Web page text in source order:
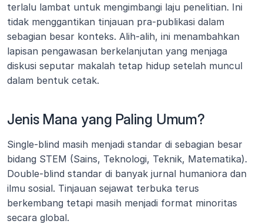
terlalu lambat untuk mengimbangi laju penelitian. Ini
tidak menggantikan tinjauan pra-publikasi dalam
sebagian besar konteks. Alih-alih, ini menambahkan
lapisan pengawasan berkelanjutan yang menjaga
diskusi seputar makalah tetap hidup setelah muncul
dalam bentuk cetak.
Jenis Mana yang Paling Umum?
Single-blind masih menjadi standar di sebagian besar
bidang STEM (Sains, Teknologi, Teknik, Matematika).
Double-blind standar di banyak jurnal humaniora dan
ilmu sosial. Tinjauan sejawat terbuka terus
berkembang tetapi masih menjadi format minoritas
secara global.